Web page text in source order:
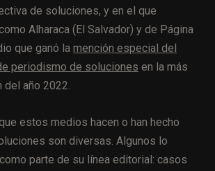
de soluciones, y en el que
Alharaca (El Salvador) y de Página
que ganó la mención especial del
periodismo de soluciones en la más
año 2022.
estos medios hacen o han hecho
son diversas. Algunos lo
parte de su línea editorial: casos